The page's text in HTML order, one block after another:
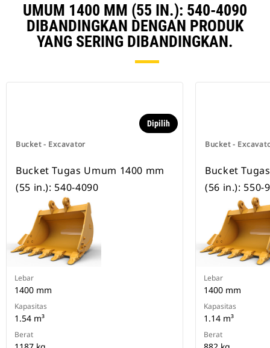
UMUM 1400 MM (55 IN.): 540-4090
DIBANDINGKAN DENGAN PRODUK
YANG SERING DIBANDINGKAN.
Bucket - Excavator
Dipilih
Bucket Tugas Umum 1400 mm
(55 in.): 540-4090
Lebar
1400 mm
Kapasitas
1.54 m³
Berat
Bucket -
Bucket
(56 in.): 550-
Lebar
1400 mm
Kapasitas
1.14 m³
Berat